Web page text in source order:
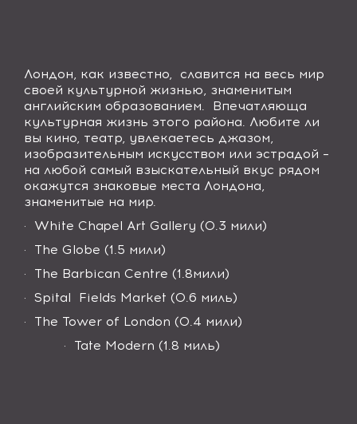
Лондон, как известно, славится на весь мир
своей культурной жизнью, знаменитым
английским образованием. Впечатляюща
культурная жизнь этого района. Любите ли
вы кино, театр, увлекаетесь джазом,
изобразительным искусством или эстрадой –
на любой самый взыскательный вкус рядом
окажутся знаковые места Лондона,
знаменитые на мир.
·
White Chapel Art Gallery (0.3 мили)
·
The Globe (1.5 мили)
·
The Barbican Centre (1.8мили)
· Spital Fields Market (0.6 миль)
·
The Tower of London (0.4 мили)
·
Tate Modern (1.8 миль)